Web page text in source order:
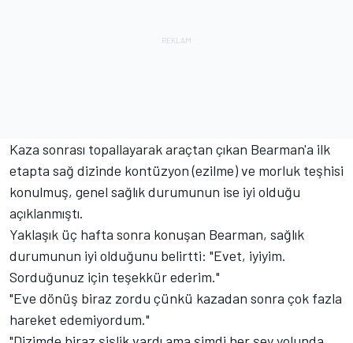
Kaza sonrası topallayarak araçtan çıkan Bearman'a ilk
etapta sağ dizinde kontüzyon (ezilme) ve morluk teşhisi
konulmuş, genel sağlık durumunun ise iyi olduğu
açıklanmıştı.
Yaklaşık üç hafta sonra konuşan Bearman, sağlık
durumunun iyi olduğunu belirtti: "Evet, iyiyim.
Sorduğunuz için teşekkür ederim."
"Eve dönüş biraz zordu çünkü kazadan sonra çok fazla
hareket edemiyordum."